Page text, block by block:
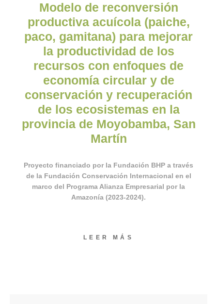
Modelo de reconversión
productiva acuícola (paiche,
paco, gamitana) para mejorar
la productividad de los
recursos con enfoques de
economía circular y de
conservación y recuperación
de los ecosistemas en la
provincia de Moyobamba, San
Martín
Proyecto financiado por la Fundación BHP a través
de la Fundación Conservación Internacional en el
marco del Programa Alianza Empresarial por la
Amazonía (2023-2024).
LEER MÁS